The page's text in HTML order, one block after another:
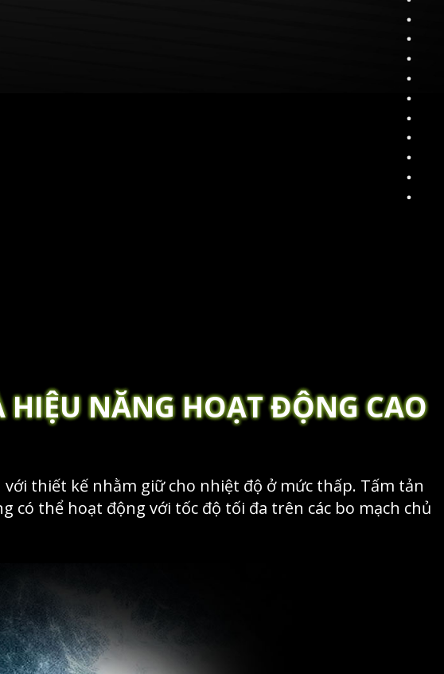
NĂNG HOẠT ĐỘNG CAO
thiết kế nhằm giữ cho nhiệt độ ở mức thấp. Tấm tản
có thể hoạt động với tốc độ tối đa trên các bo mạch chủ